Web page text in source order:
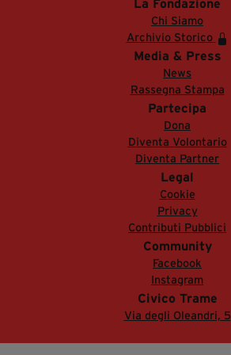
La Fondazione
Chi Siamo
Archivio Storico
Media & Press
News
Rassegna Stampa
Partecipa
Dona
Diventa Volontario
Diventa Partner
Legal
Cookie
Privacy
Contributi Pubblici
Community
Facebook
Instagram
Civico Trame
Via degli Oleandri, 5